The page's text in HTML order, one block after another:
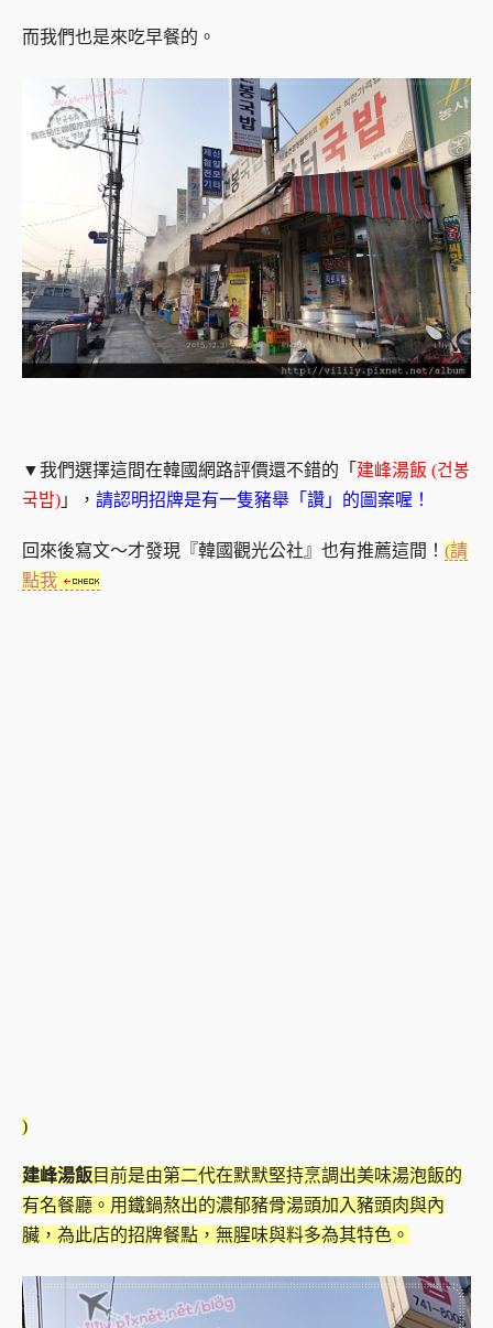
而我們也是來吃早餐的。
▼我們選擇這間在韓國網路評價還不錯的「 建峰湯飯 (건봉
국밥) 」， 請認明招牌是有一隻豬舉「讚」的圖案喔！
回來後寫文～才發現『韓國觀光公社』也有推薦這間！ (請
點我
)
建峰湯飯目前是由第二代在默默堅持烹調出美味湯泡飯的
有名餐廳。用鐵鍋熬出的濃郁豬骨湯頭加入豬頭肉與內
臟，為此店的招牌餐點，無腥味與料多為其特色。